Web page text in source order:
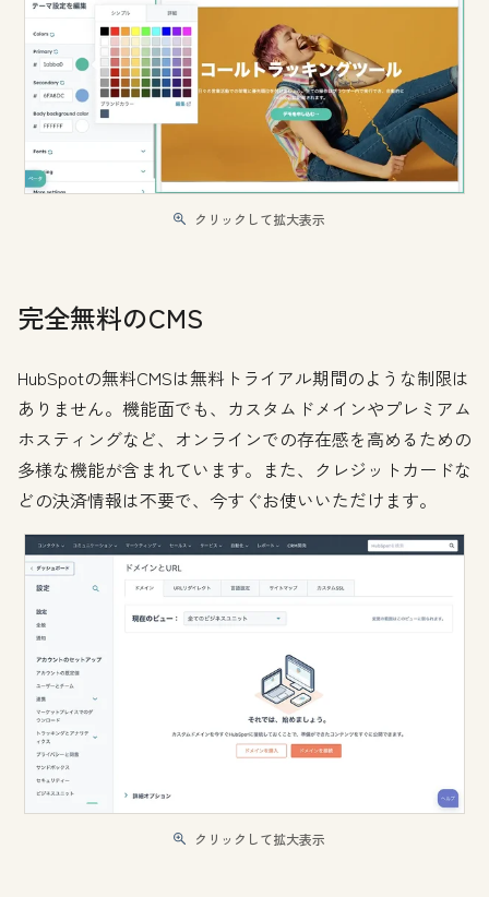
クリックして拡大表示
完全無料のCMS
HubSpotの無料CMSは無料トライアル期間のような制限は
ありません。機能面でも、カスタムドメインやプレミアム
ホスティングなど、オンラインでの存在感を高めるための
多様な機能が含まれています。また、クレジットカードな
どの決済情報は不要で、今すぐお使いいただけます。
クリックして拡大表示